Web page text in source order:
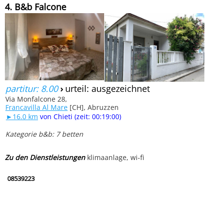
4. B&b Falcone
partitur: 8.00› urteil: ausgezeichnet
Via Monfalcone 28,
Francavilla Al Mare [CH], Abruzzen
►16.0 km von Chieti (zeit: 00:19:00)
Kategorie b&b: 7 betten
Zu den Dienstleistungenklimaanlage, wi-fi
08539223